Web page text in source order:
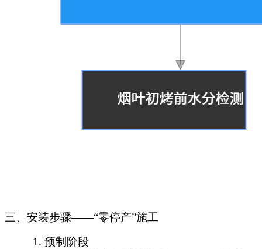
三、安装步骤——“零停产”施工
1. 预制阶段